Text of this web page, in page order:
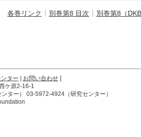
各巻リンク 別巻第8 目次 別巻第8（
ター お問い合わせ]
ケ原2-16-1
ター） 03-5972-4924（研究センター）